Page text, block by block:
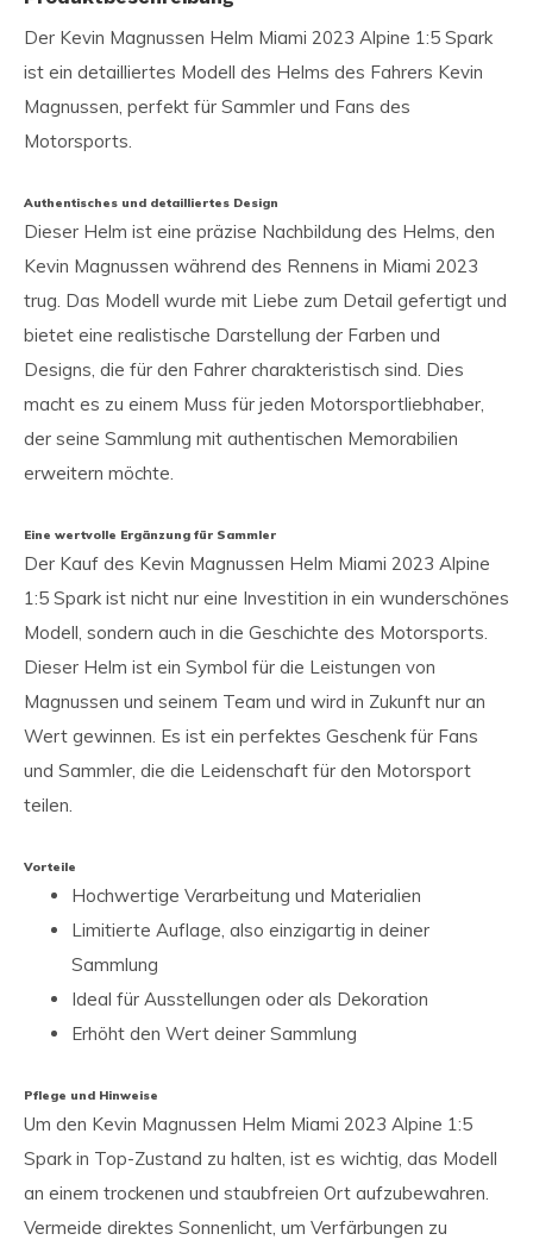
Der Kevin Magnussen Helm Miami 2023 Alpine 1:5 Spark
ist ein detailliertes Modell des Helms des Fahrers Kevin
Magnussen, perfekt für Sammler und Fans des
Motorsports.
Authentisches und detailliertes Design
Dieser Helm ist eine präzise Nachbildung des Helms, den
Kevin Magnussen während des Rennens in Miami 2023
trug. Das Modell wurde mit Liebe zum Detail gefertigt und
bietet eine realistische Darstellung der Farben und
Designs, die für den Fahrer charakteristisch sind. Dies
macht es zu einem Muss für jeden Motorsportliebhaber,
der seine Sammlung mit authentischen Memorabilien
erweitern möchte.
Eine wertvolle Ergänzung für Sammler
Der Kauf des Kevin Magnussen Helm Miami 2023 Alpine
1:5 Spark ist nicht nur eine Investition in ein wunderschönes
Modell, sondern auch in die Geschichte des Motorsports.
Dieser Helm ist ein Symbol für die Leistungen von
Magnussen und seinem Team und wird in Zukunft nur an
Wert gewinnen. Es ist ein perfektes Geschenk für Fans
und Sammler, die die Leidenschaft für den Motorsport
teilen.
Vorteile
Hochwertige Verarbeitung und Materialien
Limitierte Auflage, also einzigartig in deiner
Sammlung
Ideal für Ausstellungen oder als Dekoration
Erhöht den Wert deiner Sammlung
Pflege und Hinweise
Um den Kevin Magnussen Helm Miami 2023 Alpine 1:5
Spark in Top-Zustand zu halten, ist es wichtig, das Modell
an einem trockenen und staubfreien Ort aufzubewahren.
Vermeide direktes Sonnenlicht, um Verfärbungen zu